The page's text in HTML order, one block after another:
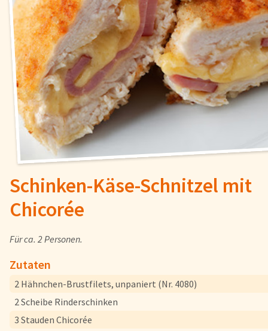
Kartoffelspezialitäten Gewürze
Geflügel Fleisch
Fisch Pizzen und
Snacks
Schnelle Mahlzeiten
Brot und Brötchen
Über uns
Qualität
Presse & News
Rezepte
Karriere
Schinken-Käse-Schnitzel mit
Chicorée
Für ca. 2 Personen.
Zutaten
2 Hähnchen-Brustfilets, unpaniert (Nr. 4080)
2 Scheibe Rinderschinken
3 Stauden Chicorée